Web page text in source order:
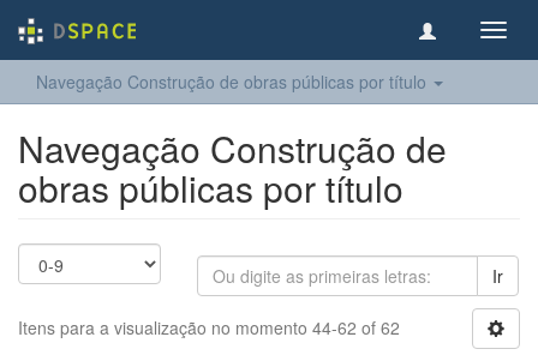
Navegação Construção de obras públicas por título
Navegação Construção de
obras públicas por título
Ir
Itens para a visualização no momento 44-62 of 62